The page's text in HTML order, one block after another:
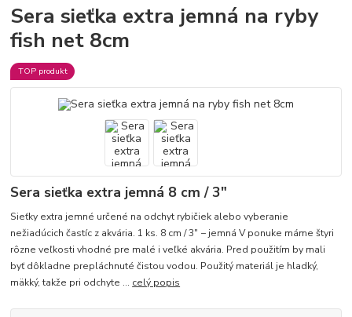
Sera sieťka extra jemná na ryby
fish net 8cm
TOP produkt
Sera sieťka extra jemná 8 cm / 3"
Sieťky extra jemné určené na odchyt rybičiek alebo vyberanie
nežiadúcich častíc z akvária. 1 ks. 8 cm / 3" − jemná V ponuke máme štyri
rôzne veľkosti vhodné pre malé i veľké akvária. Pred použitím by mali
byť dôkladne prepláchnuté čistou vodou. Použitý materiál je hladký,
mäkký, takže pri odchyte ... celý popis